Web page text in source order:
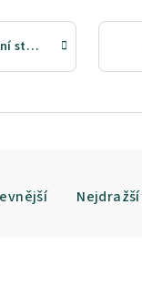
Moderní konferenční stolky
Nejdražší